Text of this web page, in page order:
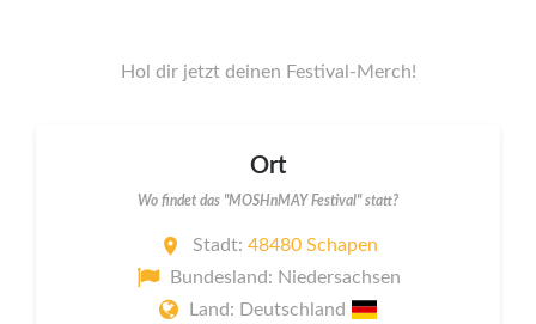
Hol dir jetzt deinen Festival-Merch!
Ort
Wo findet das "MOSHnMAY Festival" statt?
Stadt: 48480 Schapen
Bundesland: Niedersachsen
Land: Deutschland